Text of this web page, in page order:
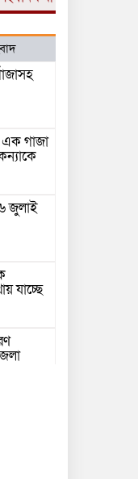
গাজা
জুলাই
যাচ্ছে